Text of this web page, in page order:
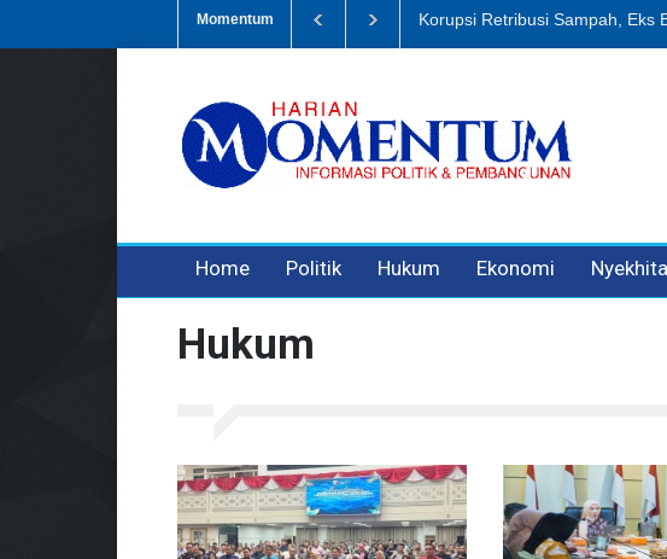
Momentum
Eks Bendahara Pembantu DLH Divonis 5 Tahun Dugaan Penipuan Oleh
Home Politik Hukum Ekonomi Nyekhita
Hukum